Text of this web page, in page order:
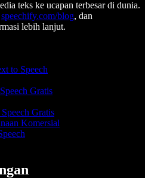
teks ke ucapan terbesar di dunia.
speechify.com/blog, dan
lebih lanjut.
to Speech
Gratis
Gratis
Komersial